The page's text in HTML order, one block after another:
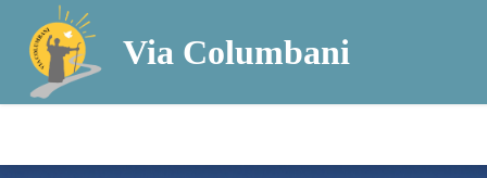
Via Columbani